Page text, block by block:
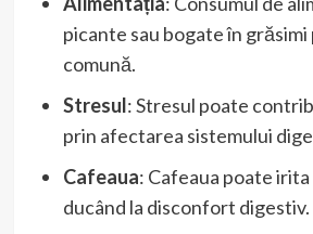
picante sau bogate în
comună.
Stresul: Stresul poate
prin afectarea sistemului
Cafeaua: Cafeaua poate
ducând la disconfort digestiv.